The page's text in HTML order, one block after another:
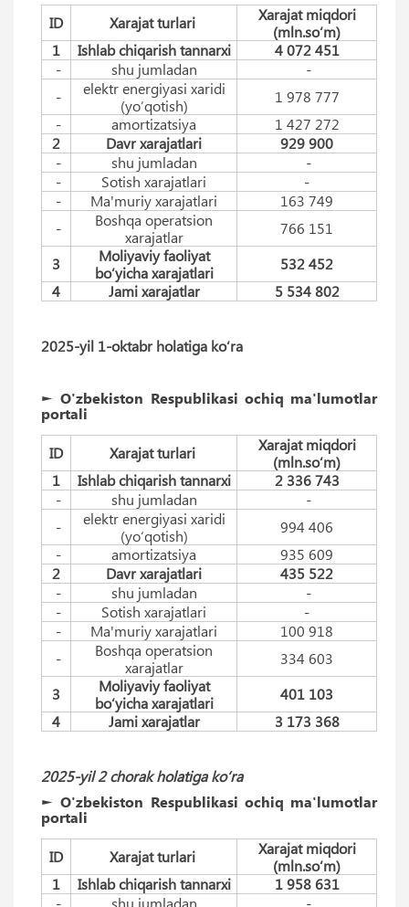
ID Xarajat turlari
Xarajat miqdori
(mln.so‘m)
1
Ishlab chiqarish tannarxi
4 072 451
-
shu jumladan
-
-
elektr energiyasi xaridi
(yo‘qotish)
1 978 777
-
amortizatsiya
1 427 272
2
Davr xarajatlari
929 900
-
shu jumladan
-
-
Sotish xarajatlari
-
-
Ma'muriy xarajatlari
163 749
-
Boshqa operatsion
xarajatlar
766 151
3
Moliyaviy faoliyat
bo‘yicha xarajatlari
532 452
4
Jami xarajatlar 5 534 802
2025-yil 1-oktabr holatiga ko‘ra
► O'zbekiston Respublikasi ochiq ma'lumotlar
portali
ID Xarajat turlari
Xarajat miqdori
(mln.so‘m)
1
Ishlab chiqarish tannarxi
2 336 743
-
shu jumladan
-
-
elektr energiyasi xaridi
(yo‘qotish)
994 406
-
amortizatsiya
935 609
2
Davr xarajatlari
435 522
-
shu jumladan
-
-
Sotish xarajatlari
-
-
Ma'muriy xarajatlari
100 918
-
Boshqa operatsion
xarajatlar
334 603
3
Moliyaviy faoliyat
bo‘yicha xarajatlari
401 103
4
Jami xarajatlar 3 173 368
2025-yil 2 chorak holatiga ko‘ra
► O'zbekiston Respublikasi ochiq ma'lumotlar
portali
ID Xarajat turlari
Xarajat miqdori
(mln.so‘m)
1
Ishlab chiqarish tannarxi
1 958 631
-
shu jumladan -